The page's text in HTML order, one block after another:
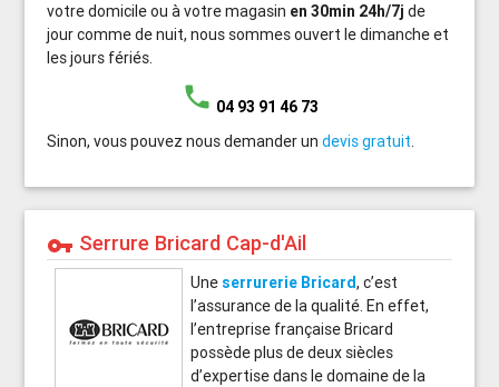
votre domicile ou à votre magasin en 30min 24h/7j de
jour comme de nuit, nous sommes ouvert le dimanche et
les jours fériés.
phone 04 93 91 46 73
Sinon, vous pouvez nous demander undevis gratuit.
vpn_key Serrure Bricard Cap-d'Ail
Uneserrurerie Bricard, c’est
l’assurance de la qualité. En effet,
l’entreprise française Bricard
possède plus de deux siècles
d’expertise dans le domaine de la